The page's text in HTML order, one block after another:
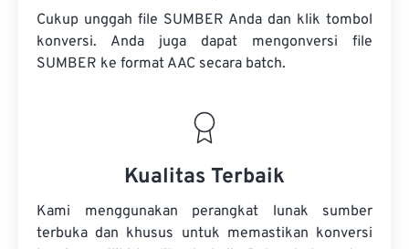
Cukup unggah file SUMBER Anda dan klik tombol
konversi. Anda juga dapat mengonversi file
SUMBER ke format AAC secara batch.
Kualitas Terbaik
Kami menggunakan perangkat lunak sumber
terbuka dan khusus untuk memastikan konversi